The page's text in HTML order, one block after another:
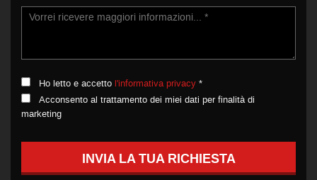
Ho letto e accetto l'informativa privacy *
Acconsento al trattamento dei miei dati per finalità di
marketing
INVIA LA TUA RICHIESTA